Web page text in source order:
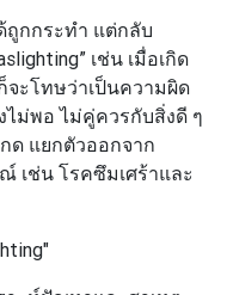
กกระทำ แต่กลับ
เช่น เมื่อเกิด
ะโทษว่าเป็นความผิด
ไม่พอ ไม่คู่ควรกับสิ่งดี ๆ
ด แยกตัวออกจาก
เช่น โรคซึมเศร้าและ